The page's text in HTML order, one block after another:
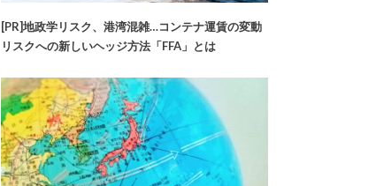
[PR]地政学リスク、港湾混雑…コンテナ運賃の変動
リスクへの新しいヘッジ方法「FFA」とは